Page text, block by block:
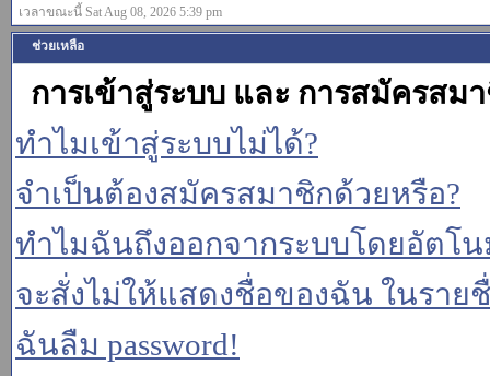
เวลาขณะนี้ Sat Aug 08, 2026 5:39 pm
ช่วยเหลือ
การเข้าสู่ระบบ และ การสมัครสม
ทำไมเข้าสู่ระบบไม่ได้?
จำเป็นต้องสมัครสมาชิกด้วยหรือ?
ทำไมฉันถึงออกจากระบบโดยอัตโ
จะสั่งไม่ให้แสดงชื่อของฉัน ในราย
ฉันลืม password!